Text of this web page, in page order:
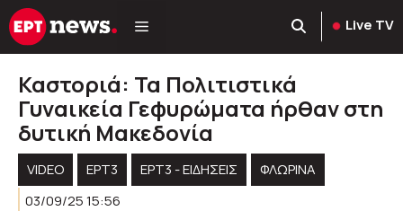
Μετάβαση
σε
Live TV
Καστοριά: Τα Πολιτιστικά
Γυναικεία Γεφυρώματα ήρθαν στη
δυτική Μακεδονία
VIDEO ΕΡΤ3 ΕΡΤ3 - ΕΙΔΉΣΕΙΣ
ΦΛΩΡΙΝΑ
03/09/25 15:56